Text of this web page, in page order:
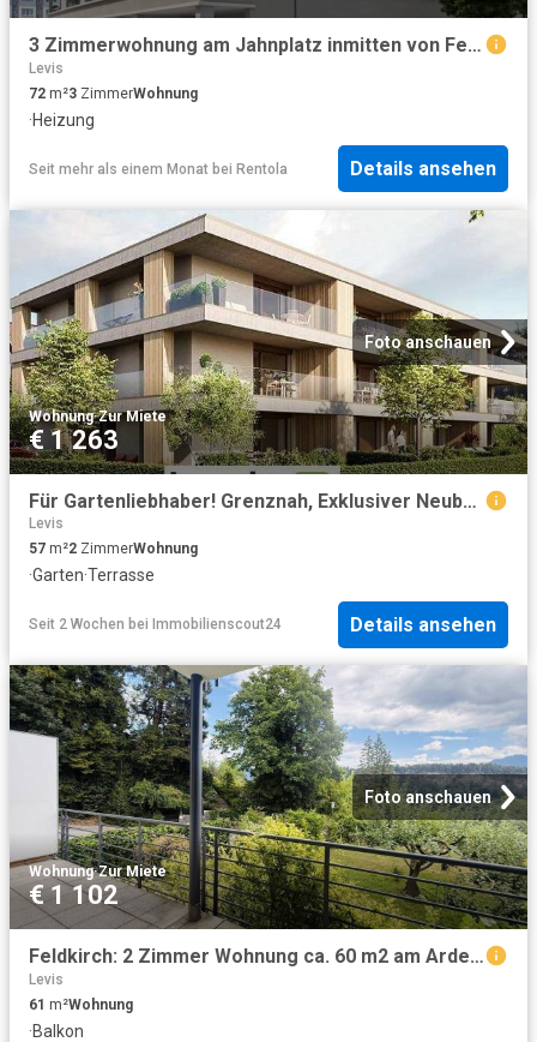
3 Zimmerwohnung am Jahnplatz inmitten von Feldkirch Erstbezug zu mieten Top A1.4
Levis
72 m²3 ZimmerWohnung
·Heizung
Seit mehr als einem Monat bei Rentola Details ansehen
Foto anschauen
Wohnung·Zur Miete
€ 1 263
Für Gartenliebhaber! Grenznah, Exklusiver Neubau in Feldkrich Tosters
Levis
57 m²2 ZimmerWohnung
·Garten·Terrasse
Seit 2 Wochen bei Immobilienscout24 Details ansehen
Foto anschauen
Wohnung·Zur Miete
€ 1 102
Feldkirch: 2 Zimmer Wohnung ca. 60 m2 am Ardetzenberg mit Blick über Feldkirch
Levis
61 m²Wohnung
·Balkon